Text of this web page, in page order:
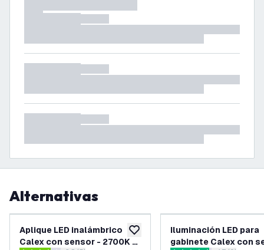
Alternativas
añadir a lista de deseos
Aplique LED inalámbrico
Calex con sensor - 2700K -
Iluminación LED para
gabinete Calex con